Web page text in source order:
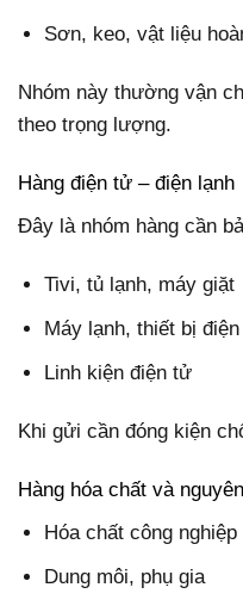
Sơn, keo, vật liệu
Nhóm này thường vận
theo trọng lượng.
Hàng điện tử – điện lạnh
Đây là nhóm hàng cần
Tivi, tủ lạnh, máy giặt
Máy lạnh, thiết bị điện
Linh kiện điện tử
Khi gửi cần đóng kiện
Hàng hóa chất và
Hóa chất công nghiệp
Dung môi, phụ gia